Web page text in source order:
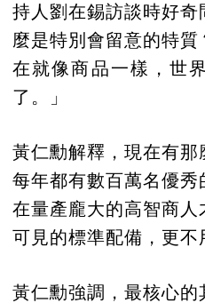
持人劉在錫訪談時好
麼是特別會留意的特
在就像商品一樣，世
了。」
黃仁勳解釋，現在有那
每年都有數百萬名優
在量產龐大的高智商
可見的標準配備，更不
黃仁勳強調，最核心